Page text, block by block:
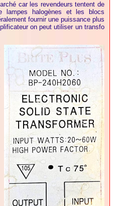
car les revendeurs tentent de
halogènes et les blocs
fournir une puissance plus
on peut utiliser un transfo